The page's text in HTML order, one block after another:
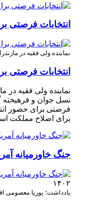
انتخابات فرصتی
نماینده ولی فقیه در
انتخابات فرصتی
نماینده ولی فقیه در
نسل جوان و فرهیخته
فرصتی برای حضور
برای اصلاح مملکت
جنگ خاورمیانه
۱۴۰۲
یادداشت؛ پوریا معصومی